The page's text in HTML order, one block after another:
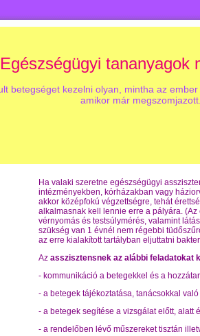
Egészségügyi tananyagok
betegséget kezelni olyan, mintha az
amikor már
Ha valaki szeretne egészségügyi
intézményekben, kórházakban vagy
akkor középfokú végzettségre, tehát
alkalmasnak kell lennie erre a pályára.
vérnyomás és testsúlymérés, valamint
szükség van 1 évnél nem régebbi
az erre kialakított tartályban eljuttatni
Az asszisztensnek az alábbi feladatokat
- kommunikáció a betegekkel és a
- a betegek tájékoztatása, tanácsokkal
- a betegek segítése a vizsgálat előtt, alatt
- a rendelőben lévő műszereket tisztán